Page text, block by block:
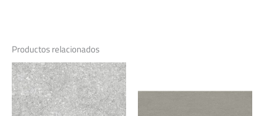
Productos relacionados